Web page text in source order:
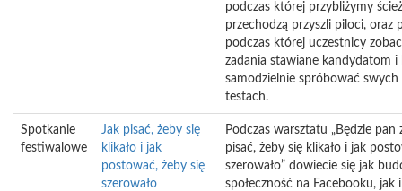
podczas której przybliżymy
przechodzą przyszli piloci, oraz
podczas której uczestnicy
zadania stawiane kandydatom i
samodzielnie spróbować swych
testach.
Spotkanie
festiwalowe
Jak pisać, żeby się
klikało i jak
postować, żeby się
szerowało
Podczas warsztatu „Będzie
pisać, żeby się klikało i jak
szerowało” dowiecie się jak
społeczność na Facebooku, jak